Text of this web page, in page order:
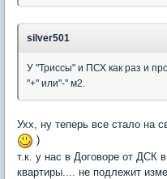
silver501
У "Триссы" и ПСХ как раз и
"+" или"-" м2.
Ухх, ну теперь все стало на
)
т.к. у нас в Договоре от ДСК
квартиры.... не подлежит